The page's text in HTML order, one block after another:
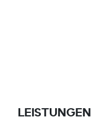
LEISTUNGEN